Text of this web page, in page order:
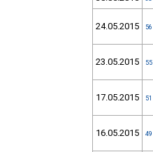
24.05.2015 56
23.05.2015 55
17.05.2015 51
16.05.2015 49